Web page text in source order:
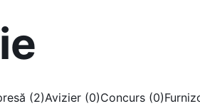
(2)Avizier (0)Concurs (0)